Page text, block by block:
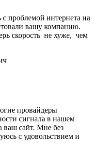
проблемой интернета на
вашу компанию.
скорость не хуже, чем
провайдеры
сигнала в нашем
ваш сайт. Мне без
с удовольствием и